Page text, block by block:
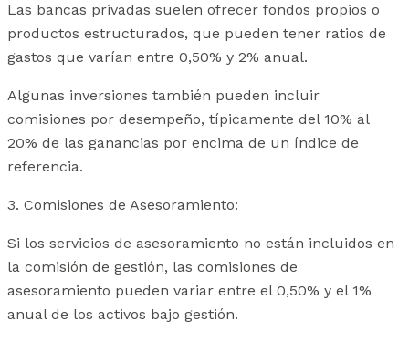
Las bancas privadas suelen ofrecer fondos propios o
productos estructurados, que pueden tener ratios de
gastos que varían entre 0,50% y 2% anual.
Algunas inversiones también pueden incluir
comisiones por desempeño, típicamente del 10% al
20% de las ganancias por encima de un índice de
referencia.
3. Comisiones de Asesoramiento:
Si los servicios de asesoramiento no están incluidos en
la comisión de gestión, las comisiones de
asesoramiento pueden variar entre el 0,50% y el 1%
anual de los activos bajo gestión.